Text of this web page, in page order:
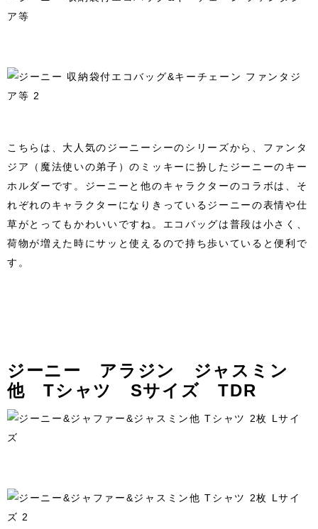
こちらは、大人気のジーニーシーのシリーズから、ファンタ
ジア（魔法使いの弟子）のミッキーに扮したジーニーのキー
ホルダーです。ジーニーと他のキャラクターのコラボは、そ
れぞれのキャラクターになりきっているジーニーの表情や仕
草がとってもかわいいですね。エコバッグは普段は小さく、
荷物が増えた時にサッと使えるので持ち歩いていると便利で
す。
ジーニー アラジン ジャスミン
他 Tシャツ Sサイズ TDR